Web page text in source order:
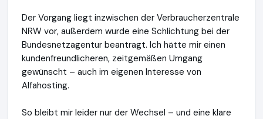
Der Vorgang liegt inzwischen der Verbraucherzentrale
NRW vor, außerdem wurde eine Schlichtung bei der
Bundesnetzagentur beantragt. Ich hätte mir einen
kundenfreundlicheren, zeitgemäßen Umgang
gewünscht – auch im eigenen Interesse von
Alfahosting.
So bleibt mir leider nur der Wechsel – und eine klare